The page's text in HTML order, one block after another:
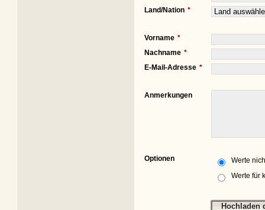
Land/Nation
Vorname
Nachname
E-Mail-Adresse
Anmerkungen
Optionen
Werte
Werte für